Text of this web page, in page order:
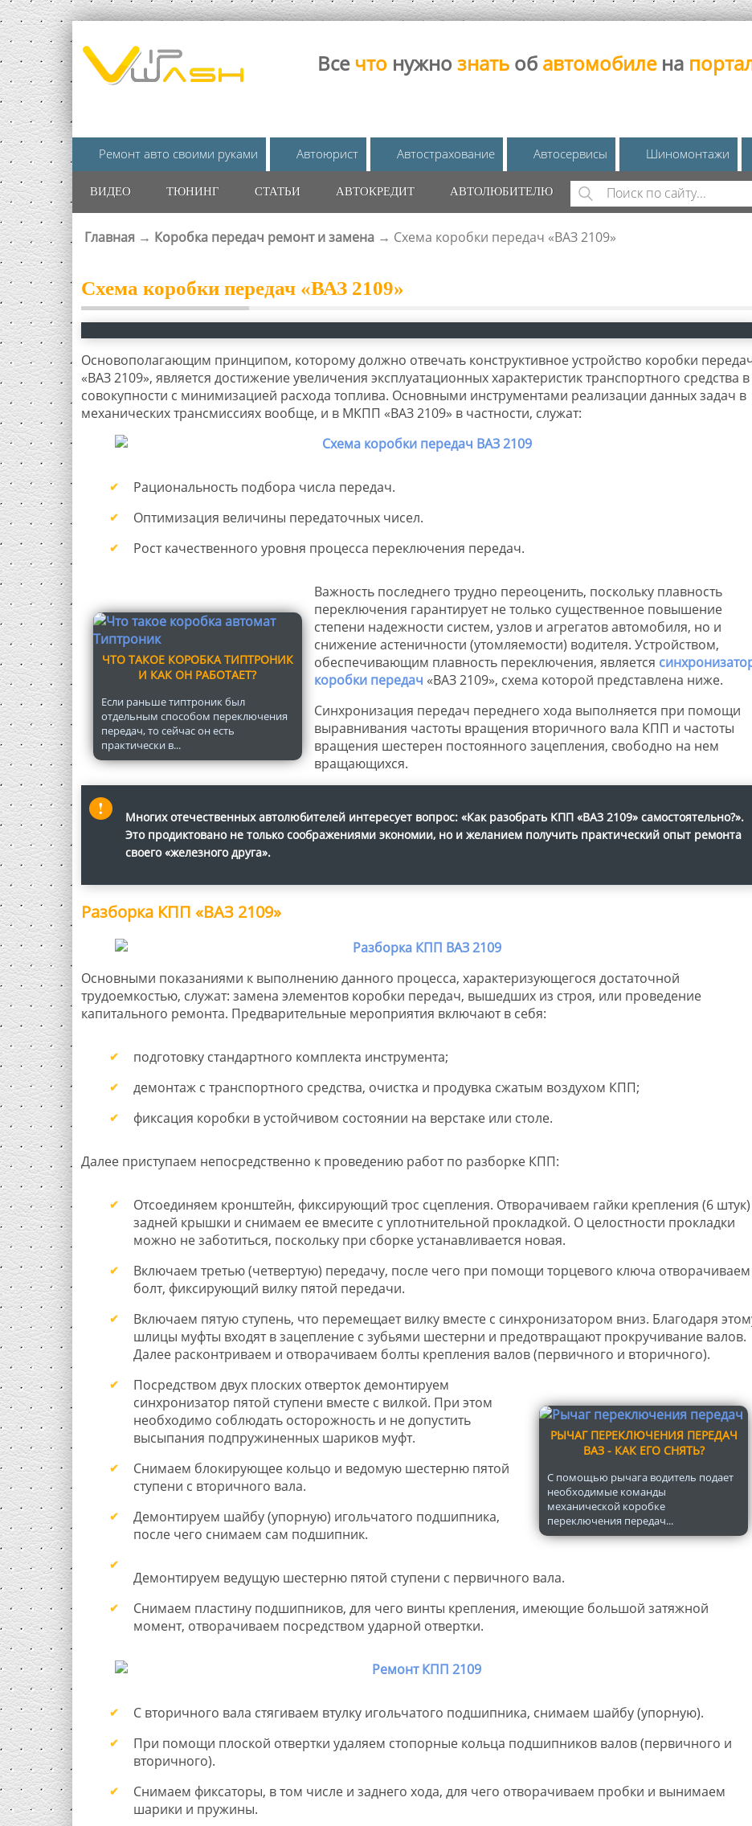
Все что нужно знать об автомобиле на
Ремонт авто своими руками Автоюрист Автострахование Автосервисы Шиномонтажи
ВИДЕО ТЮНИНГ СТАТЬИ АВТОКРЕДИТ АВТОЛЮБИТЕЛЮ
ФОРМА ПОИСКА
Поиск
ВЫ ЗДЕСЬ
Главная → Коробка передач ремонт и замена → Схема коробки передач «ВАЗ 2109»
Схема коробки передач «ВАЗ 2109»
Основополагающим принципом, которому должно отвечать конструктивное устройство коробки
«ВАЗ 2109», является достижение увеличения эксплуатационных характеристик транспортного средства в
совокупности с минимизацией расхода топлива. Основными инструментами реализации данных задач в
механических трансмиссиях вообще, и в МКПП «ВАЗ 2109» в частности, служат:
Рациональность подбора числа передач.
Оптимизация величины передаточных чисел.
Рост качественного уровня процесса переключения передач.
ЧТО ТАКОЕ КОРОБКА ТИПТРОНИК
И КАК ОН РАБОТАЕТ?
Если раньше типтроник был
отдельным способом переключения
передач, то сейчас он есть
практически в...
Важность последнего трудно переоценить, поскольку плавность
переключения гарантирует не только существенное повышение
степени надежности систем, узлов и агрегатов автомобиля, но и
снижение астеничности (утомляемости) водителя. Устройством,
обеспечивающим плавность переключения, является
коробки передач «ВАЗ 2109», схема которой представлена ниже.
Синхронизация передач переднего хода выполняется при помощи
выравнивания частоты вращения вторичного вала КПП и частоты
вращения шестерен постоянного зацепления, свободно на нем
вращающихся.
Многих отечественных автолюбителей интересует вопрос: «Как разобрать КПП «ВАЗ 2109» самостоятельно?».
Это продиктовано не только соображениями экономии, но и желанием получить практический опыт ремонта
своего «железного друга».
Разборка КПП «ВАЗ 2109»
Основными показаниями к выполнению данного процесса, характеризующегося достаточной
трудоемкостью, служат: замена элементов коробки передач, вышедших из строя, или проведение
капитального ремонта. Предварительные мероприятия включают в себя:
подготовку стандартного комплекта инструмента;
демонтаж с транспортного средства, очистка и продувка сжатым воздухом КПП;
фиксация коробки в устойчивом состоянии на верстаке или столе.
Далее приступаем непосредственно к проведению работ по разборке КПП:
Отсоединяем кронштейн, фиксирующий трос сцепления. Отворачиваем гайки крепления (6 штук)
задней крышки и снимаем ее вмесите с уплотнительной прокладкой. О целостности прокладки
можно не заботиться, поскольку при сборке устанавливается новая.
Включаем третью (четвертую) передачу, после чего при помощи торцевого ключа отворачиваем
болт, фиксирующий вилку пятой передачи.
Включаем пятую ступень, что перемещает вилку вместе с синхронизатором вниз. Благодаря
шлицы муфты входят в зацепление с зубьями шестерни и предотвращают прокручивание валов.
Далее расконтриваем и отворачиваем болты крепления валов (первичного и вторичного).
РЫЧАГ ПЕРЕКЛЮЧЕНИЯ ПЕРЕДАЧ
ВАЗ - КАК ЕГО СНЯТЬ?
С помощью рычага водитель подает
необходимые команды
механической коробке
переключения передач...
Посредством двух плоских отверток демонтируем
синхронизатор пятой ступени вместе с вилкой. При этом
необходимо соблюдать осторожность и не допустить
высыпания подпружиненных шариков муфт.
Снимаем блокирующее кольцо и ведомую шестерню пятой
ступени с вторичного вала.
Демонтируем шайбу (упорную) игольчатого подшипника,
после чего снимаем сам подшипник.
Демонтируем ведущую шестерню пятой ступени с первичного вала.
Снимаем пластину подшипников, для чего винты крепления, имеющие большой затяжной
момент, отворачиваем посредством ударной отвертки.
С вторичного вала стягиваем втулку игольчатого подшипника, снимаем шайбу (упорную).
При помощи плоской отвертки удаляем стопорные кольца подшипников валов (первичного и
вторичного).
Снимаем фиксаторы, в том числе и заднего хода, для чего отворачиваем пробки и вынимаем
шарики и пружины.